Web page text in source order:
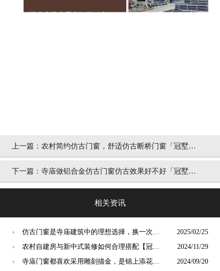
上一篇： 农村简约仿古门窗，舒适仿古断桥门窗「冠墅阳
光」
下一篇： 寺庙做铝合金仿古门窗仿古效果好不好「冠墅阳
相关资讯
●
仿古门窗是寺庙建筑中的理想选择，换一次用
终生【冠墅阳光】
2025/02/25
●
农村自建房与新中式装修如何合理搭配【冠墅
阳光】
2024/11/29
●
寺庙门窗都喜欢采用雕刻描金，是锦上添花
2024/09/20